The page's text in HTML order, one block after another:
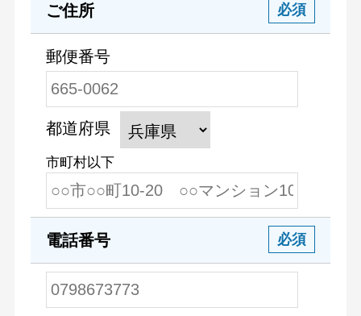
ご住所 必須
郵便番号
都道府県
市町村以下
電話番号 必須